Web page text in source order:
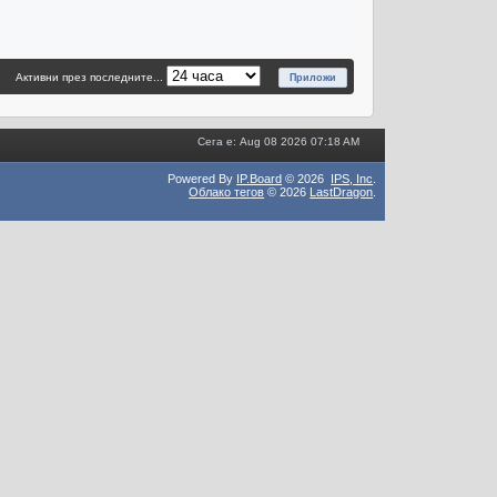
Активни през последните...
Сега е: Aug 08 2026 07:18 AM
Powered By IP.Board © 2026 IPS, Inc
Облако тегов © 2026 LastDragon